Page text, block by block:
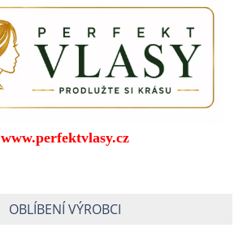
www.perfektvlasy.cz
OBLÍBENÍ VÝROBCI